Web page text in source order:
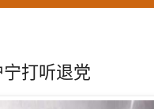
打听退党